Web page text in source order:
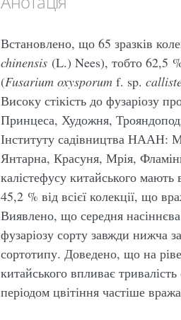
Встановлено, що 65 зразків
chinensis (L.) Nees), тобто 62,5
(Fusarium oxysporumf. sp.
Високу стікість до фузаріозу
Принцеса, Художня,
Інституту садівництва НААН:
Янтарна, Красуня, Мрія,
калістефусу китайського
45,2 % від всієї колекції, що
Виявлено, що середня
фузаріозу сорту завжди нижча
сортотипу. Доведено, що на
китайського впливає
періодом цвітіння частіше